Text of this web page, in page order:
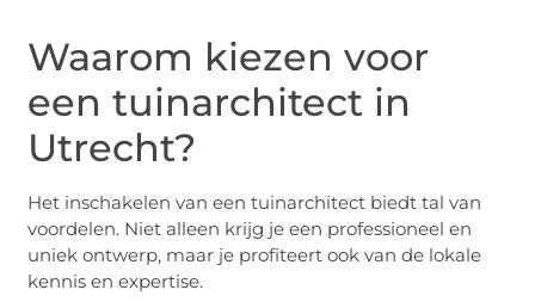
Waarom kiezen voor
een tuinarchitect in
Utrecht?
Het inschakelen van een tuinarchitect biedt tal van
voordelen. Niet alleen krijg je een professioneel en
uniek ontwerp, maar je profiteert ook van de lokale
kennis en expertise.